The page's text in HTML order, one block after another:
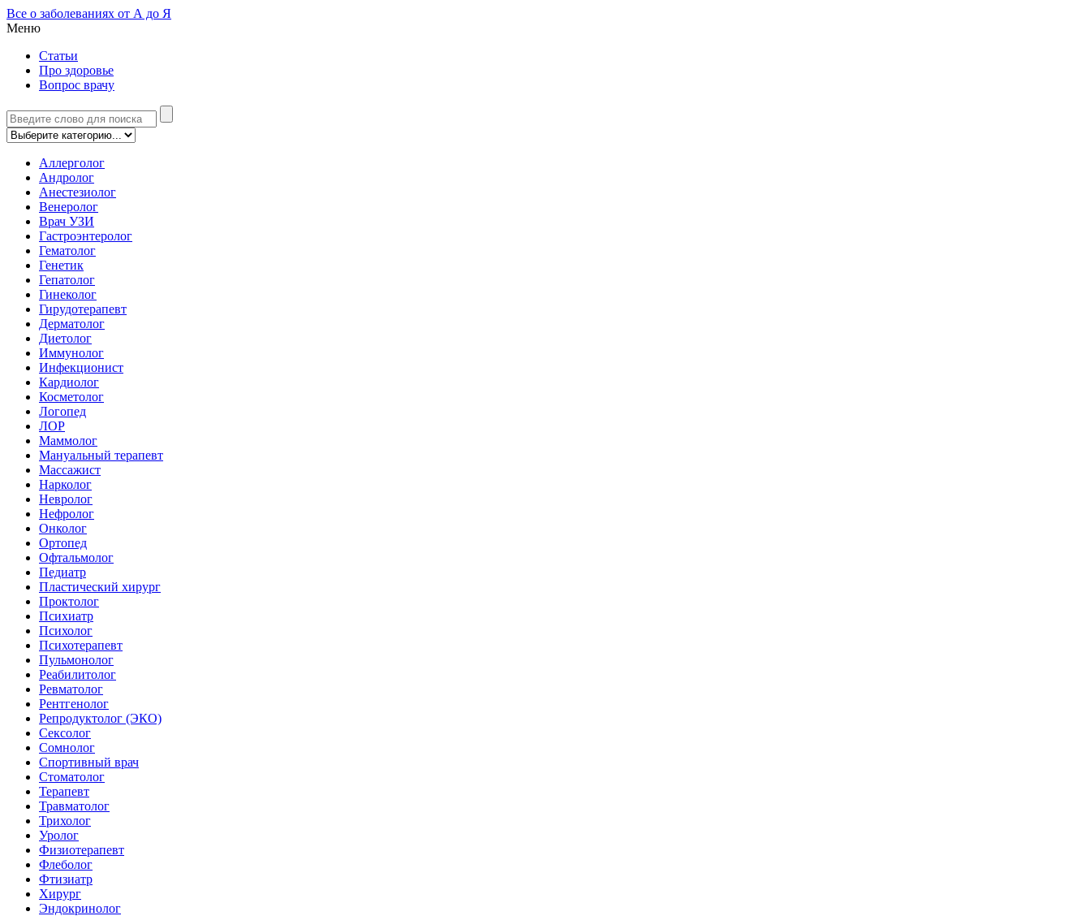
Все о заболеваниях от А до Я
Меню
Статьи
Про здоровье
Вопрос врачу
Аллерголог
Андролог
Анестезиолог
Венеролог
Врач УЗИ
Гастроэнтеролог
Гематолог
Генетик
Гепатолог
Гинеколог
Гирудотерапевт
Дерматолог
Диетолог
Иммунолог
Инфекционист
Кардиолог
Косметолог
Логопед
ЛОР
Маммолог
Мануальный терапевт
Массажист
Нарколог
Невролог
Нефролог
Онколог
Ортопед
Офтальмолог
Педиатр
Пластический хирург
Проктолог
Психиатр
Психолог
Психотерапевт
Пульмонолог
Реабилитолог
Ревматолог
Рентгенолог
Репродуктолог (ЭКО)
Сексолог
Сомнолог
Спортивный врач
Стоматолог
Терапевт
Травматолог
Трихолог
Уролог
Физиотерапевт
Флеболог
Фтизиатр
Хирург
Эндокринолог